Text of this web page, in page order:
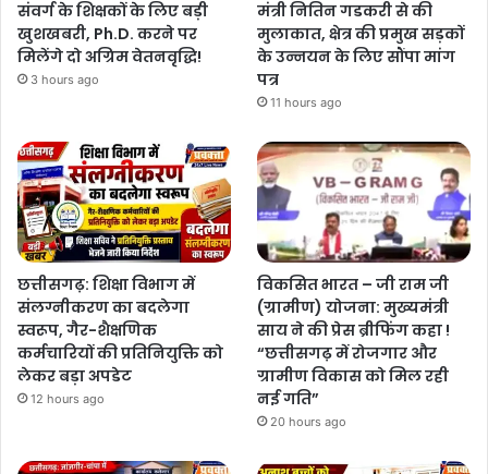
संवर्ग के शिक्षकों के लिए बड़ी
खुशखबरी, Ph.D. करने पर
मिलेंगे दो अग्रिम वेतनवृद्धि!
3 hours ago
मंत्री नितिन गडकरी से की
मुलाकात, क्षेत्र की प्रमुख सड़कों
के उन्नयन के लिए सौंपा मांग
पत्र
11 hours ago
छत्तीसगढ़: शिक्षा विभाग में
संलग्नीकरण का बदलेगा
स्वरूप, गैर-शैक्षणिक
कर्मचारियों की प्रतिनियुक्ति को
लेकर बड़ा अपडेट
12 hours ago
विकसित भारत – जी राम जी
(ग्रामीण) योजना: मुख्यमंत्री
साय ने की प्रेस ब्रीफिंग कहा !
“छत्तीसगढ़ में रोजगार और
ग्रामीण विकास को मिल रही
नई गति”
20 hours ago